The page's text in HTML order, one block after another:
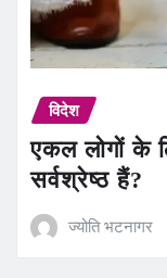
विदेश
एकल लोगों के
सर्वश्रेष्ठ हैं?
ज्योति भटनागर